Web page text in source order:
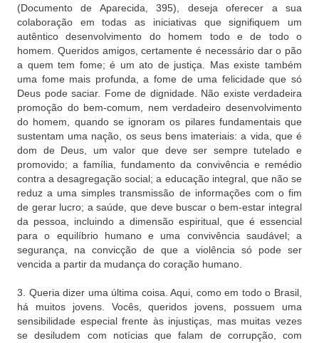
(Documento de Aparecida, 395), deseja oferecer a sua
colaboração em todas as iniciativas que signifiquem um
autêntico desenvolvimento do homem todo e de todo o
homem. Queridos amigos, certamente é necessário dar o pão
a quem tem fome; é um ato de justiça. Mas existe também
uma fome mais profunda, a fome de uma felicidade que só
Deus pode saciar. Fome de dignidade. Não existe verdadeira
promoção do bem-comum, nem verdadeiro desenvolvimento
do homem, quando se ignoram os pilares fundamentais que
sustentam uma nação, os seus bens imateriais: a vida, que é
dom de Deus, um valor que deve ser sempre tutelado e
promovido; a família, fundamento da convivência e remédio
contra a desagregação social; a educação integral, que não se
reduz a uma simples transmissão de informações com o fim
de gerar lucro; a saúde, que deve buscar o bem-estar integral
da pessoa, incluindo a dimensão espiritual, que é essencial
para o equilíbrio humano e uma convivência saudável; a
segurança, na convicção de que a violência só pode ser
vencida a partir da mudança do coração humano.
3. Queria dizer uma última coisa. Aqui, como em todo o Brasil,
há muitos jovens. Vocês, queridos jovens, possuem uma
sensibilidade especial frente às injustiças, mas muitas vezes
se desiludem com notícias que falam de corrupção, com